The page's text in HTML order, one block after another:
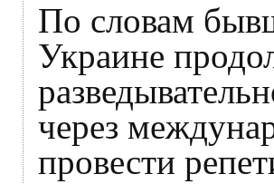
По словам
Украине
через
провести